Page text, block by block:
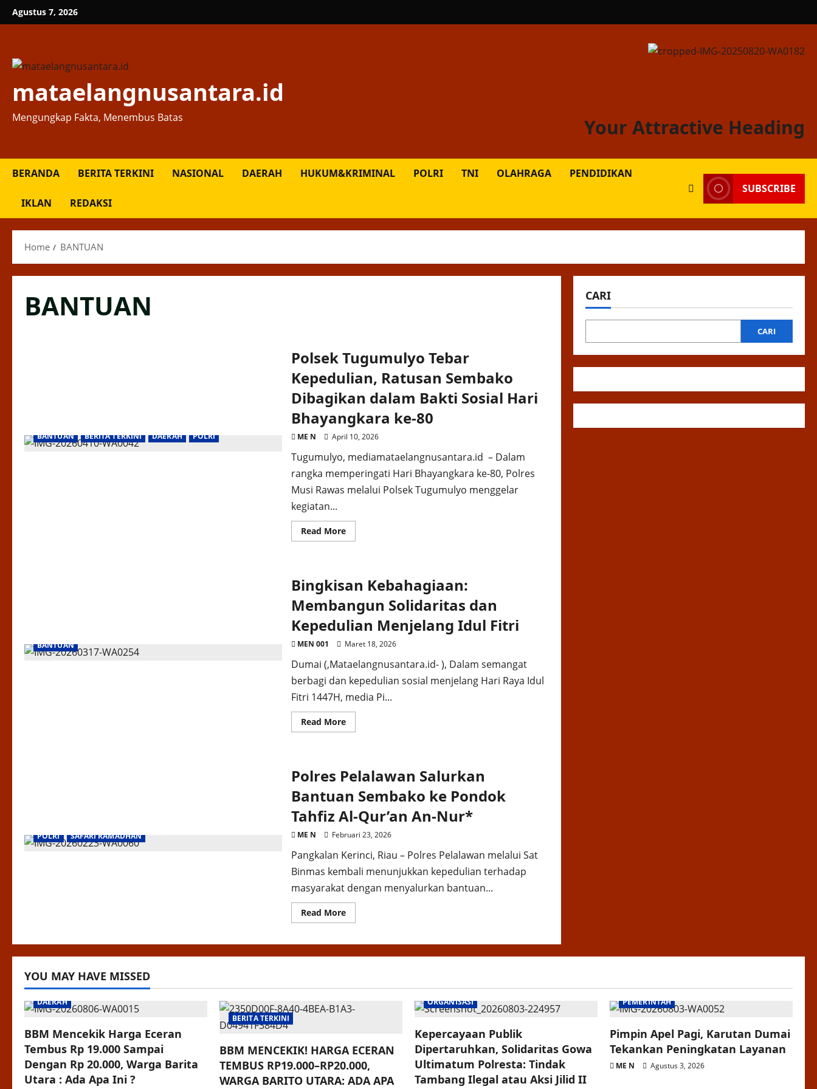
Skip
to
Agustus 7, 2026
mataelangnusantara.id
Mengungkap Fakta, Menembus Batas Your Attractive Heading
BERANDA BERITA TERKINI NASIONAL DAERAH HUKUM&KRIMINAL POLRI TNI OLAHRAGA PENDIDIKAN
IKLAN REDAKSI
SUBSCRIBE
Home BANTUAN
BANTUAN
BANTUAN BERITA TERKINI DAERAH POLRI
Polsek Tugumulyo Tebar
Kepedulian, Ratusan Sembako
Dibagikan dalam Bakti Sosial Hari
Bhayangkara ke-80
ME N April 10, 2026
Tugumulyo, mediamataelangnusantara.id – Dalam
rangka memperingati Hari Bhayangkara ke-80, Polres
Musi Rawas melalui Polsek Tugumulyo menggelar
kegiatan...
Read MoreRead
more
Kepedulian,
Ratusan
Dibagikan
dalam
Bakti
Sosial
Hari
Bhayangkara
80
BANTUAN
Bingkisan Kebahagiaan:
Membangun Solidaritas dan
Kepedulian Menjelang Idul Fitri
MEN 001 Maret 18, 2026
Dumai (,Mataelangnusantara.id- ), Dalam semangat
berbagi dan kepedulian sosial menjelang Hari Raya Idul
Fitri 1447H, media Pi...
Read MoreRead
more
Solidaritas
dan
Kepedulian
Menjelang
Fitri
POLRI
SAFARI RAMADHAN
Polres Pelalawan Salurkan
Bantuan Sembako ke Pondok
Tahfiz Al-Qur’an An-Nur*
ME N Februari 23, 2026
Pangkalan Kerinci, Riau – Polres Pelalawan melalui Sat
Binmas kembali menunjukkan kepedulian terhadap
masyarakat dengan menyalurkan bantuan...
Read MoreRead
more
Pelalawan
Salurkan
Pondok
Al-
Qur’an
CARI
CARI
YOU MAY HAVE MISSED
DAERAH
BBM Mencekik Harga Eceran
Tembus Rp 19.000 Sampai
Dengan Rp 20.000, Warga Barita
Utara : Ada Apa Ini ?
BERITA TERKINI
BBM MENCEKIK! HARGA ECERAN
TEMBUS RP19.000–RP20.000,
WARGA BARITO UTARA: ADA APA
ORGANISASI
Kepercayaan Publik
Dipertaruhkan, Solidaritas Gowa
Ultimatum Polresta: Tindak
Tambang Ilegal atau Aksi Jilid II
PEMERINTAH
Pimpin Apel Pagi, Karutan Dumai
Tekankan Peningkatan Layanan
ME N Agustus 3, 2026